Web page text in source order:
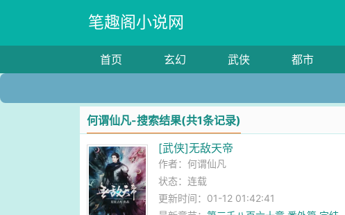
笔趣阁小说网
首页 玄幻 武侠 都市
何谓仙凡-搜索结果(共1条记录)
[武侠]无敌天帝
作者：何谓仙凡
状态：连载
更新时间：01-12 01:42:41